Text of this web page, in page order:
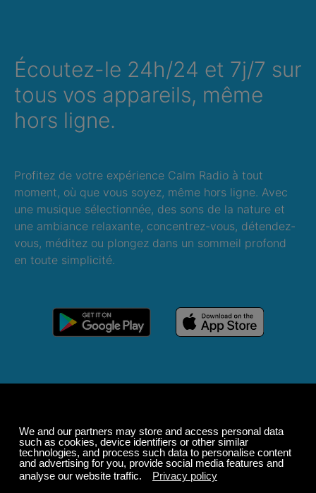
Offre d'été
réduction
sur votre abonnement.
Écoutez-le 24h/24 et 7j/7 sur
tous vos appareils, même
hors ligne.
Profitez de votre expérience Calm Radio à tout
moment, où que vous soyez, même hors ligne. Avec
une musique sélectionnée, des sons de la nature et
une ambiance relaxante, concentrez-vous, détendez-
vous, méditez ou plongez dans un sommeil profond
en toute simplicité.